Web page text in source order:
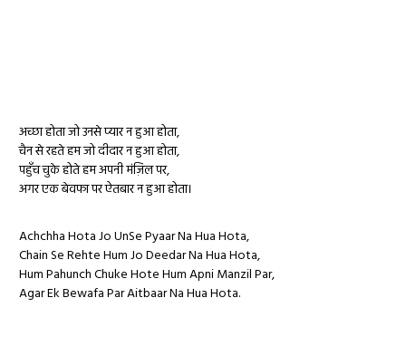
अच्छा होता जो उनसे प्यार न हुआ होता,
चैन से रहते हम जो दीदार न हुआ होता,
पहुँच चुके होते हम अपनी मंज़िल पर,
अगर एक बेवफा पर ऐतबार न हुआ होता।
Achchha Hota Jo UnSe Pyaar Na Hua Hota,
Chain Se Rehte Hum Jo Deedar Na Hua Hota,
Hum Pahunch Chuke Hote Hum Apni Manzil Par,
Agar Ek Bewafa Par Aitbaar Na Hua Hota.